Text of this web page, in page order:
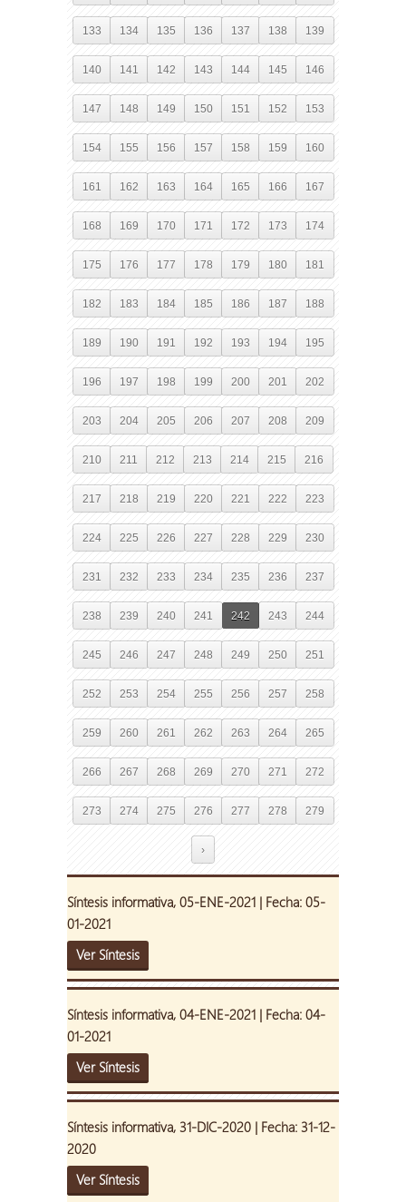
133 134 135 136 137 138 139
140 141 142 143 144 145 146
147 148 149 150 151 152 153
154 155 156 157 158 159 160
161 162 163 164 165 166 167
168 169 170 171 172 173 174
175 176 177 178 179 180 181
182 183 184 185 186 187 188
189 190 191 192 193 194 195
196 197 198 199 200 201 202
203 204 205 206 207 208 209
210 211 212 213 214 215 216
217 218 219 220 221 222 223
224 225 226 227 228 229 230
231 232 233 234 235 236 237
238 239 240 241 242 243 244
245 246 247 248 249 250 251
252 253 254 255 256 257 258
259 260 261 262 263 264 265
266 267 268 269 270 271 272
273 274 275 276 277 278 279
›
Síntesis informativa, 05-ENE-2021 | Fecha: 05-
01-2021
Ver Síntesis
Síntesis informativa, 04-ENE-2021 | Fecha: 04-
01-2021
Ver Síntesis
Síntesis informativa, 31-DIC-2020 | Fecha: 31-12-
2020
Ver Síntesis